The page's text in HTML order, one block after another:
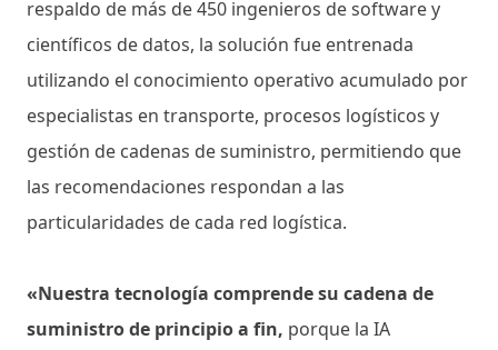
respaldo de más de 450 ingenieros de software y
científicos de datos, la solución fue entrenada
utilizando el conocimiento operativo acumulado por
especialistas en transporte, procesos logísticos y
gestión de cadenas de suministro, permitiendo que
las recomendaciones respondan a las
particularidades de cada red logística.
«Nuestra tecnología comprende su cadena de
suministro de principio a fin, porque la IA